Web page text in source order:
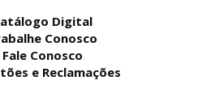
Digital
Conosco
Fale Conosco
e Reclamações